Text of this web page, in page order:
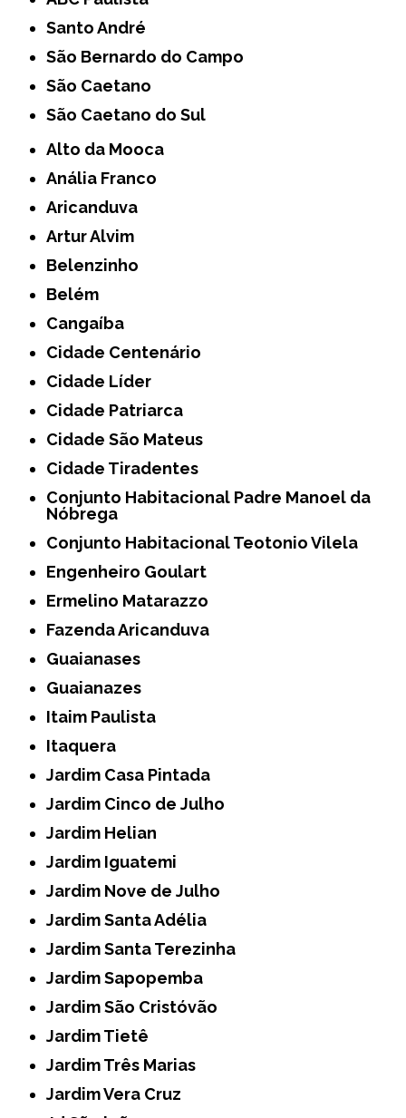
Santo André
São Bernardo do Campo
São Caetano
São Caetano do Sul
Alto da Mooca
Anália Franco
Aricanduva
Artur Alvim
Belenzinho
Belém
Cangaíba
Cidade Centenário
Cidade Líder
Cidade Patriarca
Cidade São Mateus
Cidade Tiradentes
Conjunto Habitacional Padre Manoel da
Nóbrega
Conjunto Habitacional Teotonio Vilela
Engenheiro Goulart
Ermelino Matarazzo
Fazenda Aricanduva
Guaianases
Guaianazes
Itaim Paulista
Itaquera
Jardim Casa Pintada
Jardim Cinco de Julho
Jardim Helian
Jardim Iguatemi
Jardim Nove de Julho
Jardim Santa Adélia
Jardim Santa Terezinha
Jardim Sapopemba
Jardim São Cristóvão
Jardim Tietê
Jardim Três Marias
Jardim Vera Cruz